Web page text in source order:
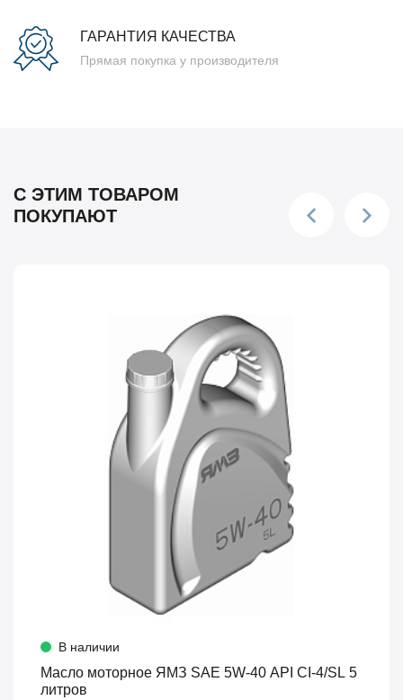
ГАРАНТИЯ КАЧЕСТВА
Прямая покупка у производителя
С ЭТИМ ТОВАРОМ
ПОКУПАЮТ
В наличии
Масло моторное ЯМЗ SAE 5W-40 API CI-4/SL 5
литров